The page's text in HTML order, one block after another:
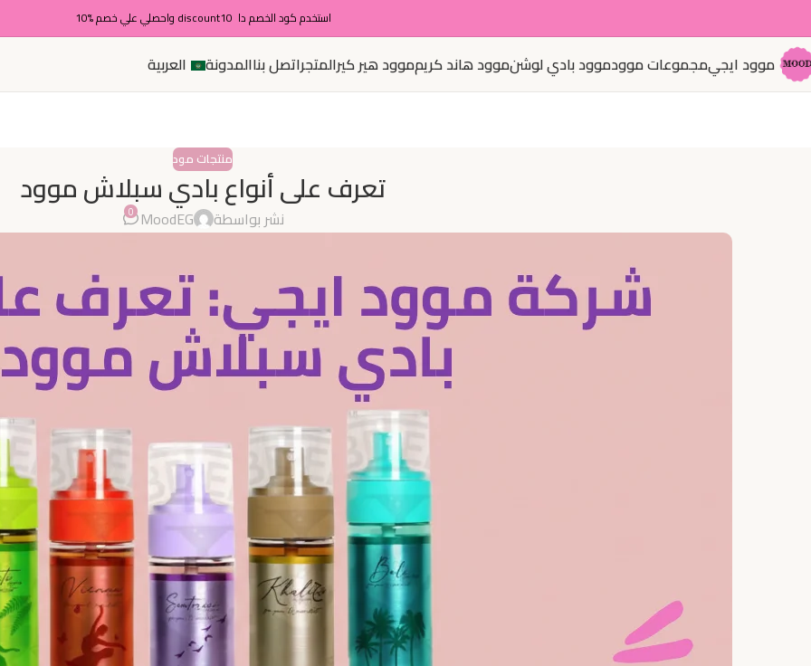
استخدم كود الخصم دا discount10 واحصلي علي خصم %10
موود ايجيمجموعات موودموود بادي لوشنموود هاند كريمموود هير كيرالمتجراتصل بناالمدونة العربية
منتجات مود
تعرف على أنواع بادي سبلاش موود
نشر بواسطة MoodEG
0